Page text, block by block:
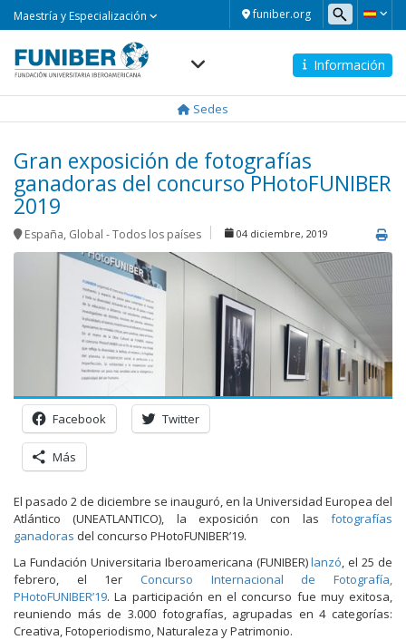
funiber.org
Maestría y Especialización
Información
Sedes
Gran exposición de fotografías
ganadoras del concurso PHotoFUNIBER
2019
España, Global - Todos los países 04 diciembre, 2019
Facebook Twitter
Más
El pasado 2 de diciembre se inauguró, en la Universidad Europea del
Atlántico (UNEATLANTICO), la exposición con las fotografías
ganadoras del concurso PHotoFUNIBER’19.
La Fundación Universitaria Iberoamericana (FUNIBER)lanzó , el 25 de
febrero, el 1er Concurso Internacional de Fotografía,
PHotoFUNIBER’19. La participación en el concurso fue muy exitosa,
reuniendo más de 3.000 fotografías, agrupadas en 4 categorías:
Creativa, Fotoperiodismo, Naturaleza y Patrimonio.